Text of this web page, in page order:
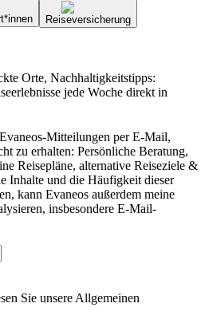
Reiseversicherung
Orte, Nachhaltigkeitstipps:
jede Woche direkt in
Mitteilungen per E-Mail,
zu erhalten: Persönliche Beratung,
Reisepläne, alternative Reiseziele &
Inhalte und die Häufigkeit dieser
kann Evaneos außerdem meine
insbesondere E-Mail-
Sie unsere Allgemeinen